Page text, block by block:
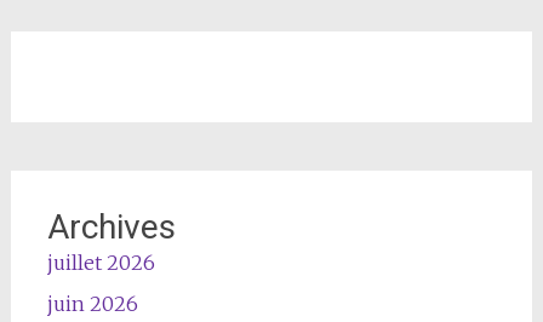
Archives
juillet 2026
juin 2026